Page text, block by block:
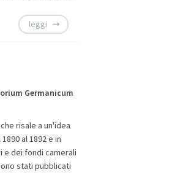
leggi
Germanicum
risale a un'idea
al 1892 e in
dei fondi camerali
stati pubblicati